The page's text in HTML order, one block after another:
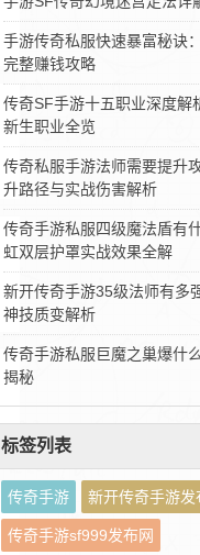
手游传奇私服快速暴富秘诀
完整赚钱攻略
传奇SF手游十五职业深度解
新生职业全览
传奇私服手游法师需要提升
升路径与实战伤害解析
传奇手游私服四级魔法盾有
虹双层护罩实战效果全解
新开传奇手游35级法师有多
神技质变解析
传奇手游私服巨魔之巢爆什
揭秘
标签列表
传奇手游 新开传奇手游发
传奇手游sf999发布网